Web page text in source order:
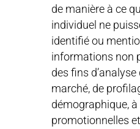
de manière à ce
individuel ne
identifié ou
informations non
des fins
marché, de
démographique,
promotionnelles